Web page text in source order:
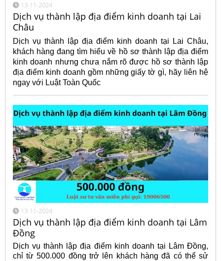
13-11-2024
Dịch vụ thành lập địa điểm kinh doanh tại Lai
Châu
Dịch vụ thành lập địa điểm kinh doanh tại Lai Châu,
khách hàng đang tìm hiểu về hồ sơ thành lập địa điểm
kinh doanh nhưng chưa nắm rõ được hồ sơ thành lập
địa điểm kinh doanh gồm những giấy tờ gì, hãy liên hệ
ngay với Luật Toàn Quốc
13-11-2024
Dịch vụ thành lập địa điểm kinh doanh tại Lâm
Đồng
Dịch vụ thành lập địa điểm kinh doanh tại Lâm Đồng,
chỉ từ 500.000 đồng trở lên khách hàng đã có thể sử